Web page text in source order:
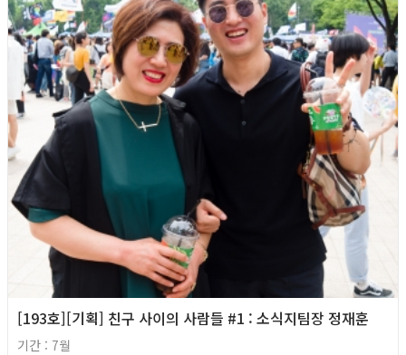
[193호][기획] 친구 사이의 사람들 #1 : 소식지팀장 정재훈
기간 : 7월